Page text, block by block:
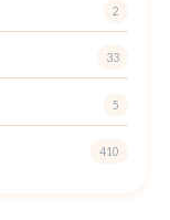
2
33
5
410